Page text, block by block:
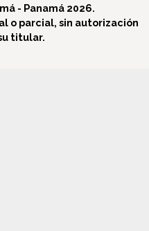
- Panamá 2026.
o parcial, sin autorización
titular.